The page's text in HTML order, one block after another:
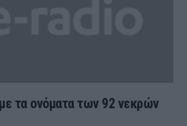
τα ονόματα των 92 νεκρών